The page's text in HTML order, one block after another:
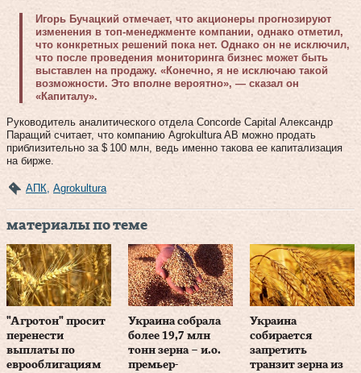
Игорь Бучацкий отмечает, что акционеры прогнозируют
изменения в топ-менеджменте компании, однако отметил,
что конкретных решений пока нет. Однако он не исключил,
что после проведения мониторинга бизнес может быть
выставлен на продажу. «Конечно, я не исключаю такой
возможности. Это вполне вероятно», — сказал он
«Капиталу».
Руководитель аналитического отдела Concorde Capital Александр
Паращий считает, что компанию Agrokultura AB можно продать
приблизительно за $ 100 млн, ведь именно такова ее капитализация
на бирже.
АПК Agrokultura
материалы по теме
"Агротон" просит
перенести
выплаты по
еврооблигациям
Украина собрала
более 19,7 млн
тонн зерна – и.о.
премьер-
Украина
собирается
запретить
транзит зерна из